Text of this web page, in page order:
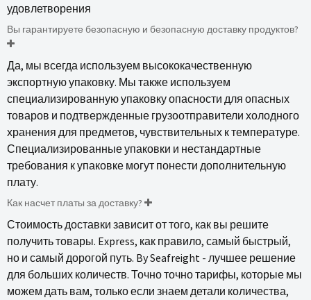
удовлетворения
Вы гарантируете безопасную и безопасную доставку продуктов?
Да, мы всегда используем высококачественную
экспортную упаковку. Мы также используем
специализированную упаковку опасности для опасных
товаров и подтвержденные грузоотправители холодного
хранения для предметов, чувствительных к температуре.
Специализированные упаковки и нестандартные
требования к упаковке могут понести дополнительную
плату.
Как насчет платы за доставку?
Стоимость доставки зависит от того, как вы решите
получить товары. Express, как правило, самый быстрый,
но и самый дорогой путь. By Seafreight - лучшее решение
для больших количеств. Точно точно тарифы, которые мы
можем дать вам, только если знаем детали количества,